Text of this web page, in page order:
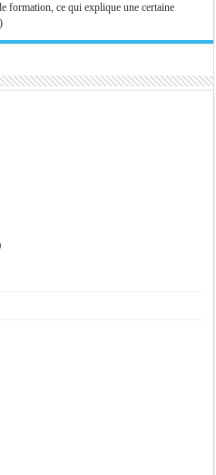
formation, ce qui explique une certaine